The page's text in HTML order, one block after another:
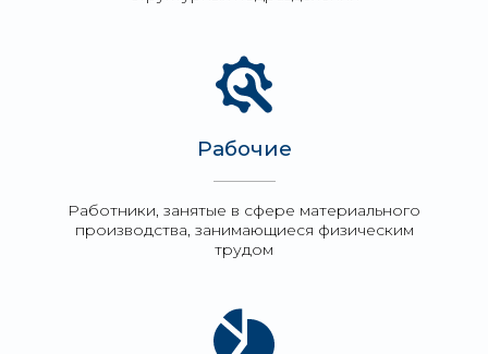
Рабочие
Работники, занятые в сфере материального
производства, занимающиеся физическим
трудом